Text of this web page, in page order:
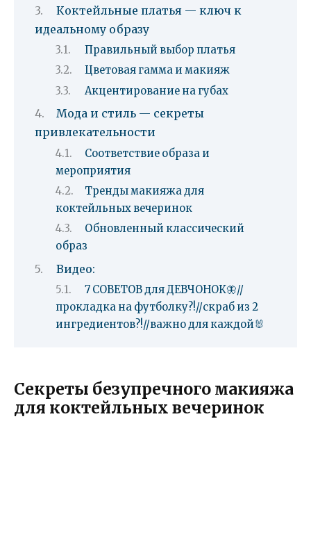
Коктейльные платья — ключ к
идеальному образу
Правильный выбор платья
Цветовая гамма и макияж
Акцентирование на губах
Мода и стиль — секреты
привлекательности
Соответствие образа и
мероприятия
Тренды макияжа для
коктейльных вечеринок
Обновленный классический
образ
Видео:
7 СОВЕТОВ для ДЕВЧОНОК🦋//
прокладка на футболку?!//скраб из 2
ингредиентов?!//важно для каждой🐰
Секреты безупречного макияжа
для коктейльных вечеринок